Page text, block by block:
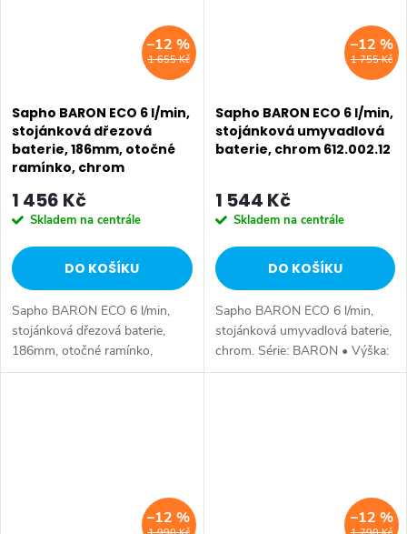
1 655 Kč
–12 %
Sapho BARON ECO 6 l/min,
stojánková dřezová
baterie, 186mm, otočné
ramínko, chrom
1 456 Kč
Skladem na centrále
DO KOŠÍKU
Sapho BARON ECO 6 l/min,
stojánková dřezová baterie,
186mm, otočné ramínko,
chrom. Série: BARON • Výška:
1 755 Kč
–12 %
Sapho BARON ECO 6 l/min,
stojánková umyvadlová
baterie, chrom 612.002.12
1 544 Kč
Skladem na centrále
DO KOŠÍKU
Sapho BARON ECO 6 l/min,
stojánková umyvadlová baterie,
chrom. Série: BARON • Výška:
125 mm • Hloubka: 136 mm •
–12 % –12 %